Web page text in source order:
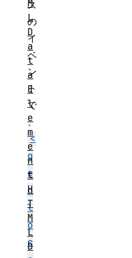
ス
の
イ
ベ
ン
ト
で
、
<
g
e
o
l
o
c
M
L
D
a
t
a
E
l
e
m
e
n
t
H
T
M
L
D